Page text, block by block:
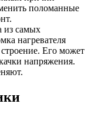
поломанные
из самых
нагревателя
Его может
напряжения.